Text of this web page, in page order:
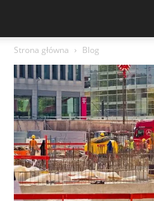
Strona główna Blog